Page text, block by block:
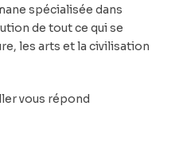
spécialisée dans
de tout ce qui se
les arts et la civilisation
vous répond